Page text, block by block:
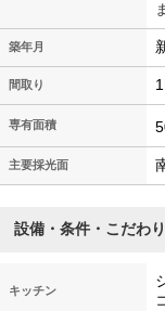
築年月
間取り
専有面積
主要採光面
設備・条件・こだわり
キッチン